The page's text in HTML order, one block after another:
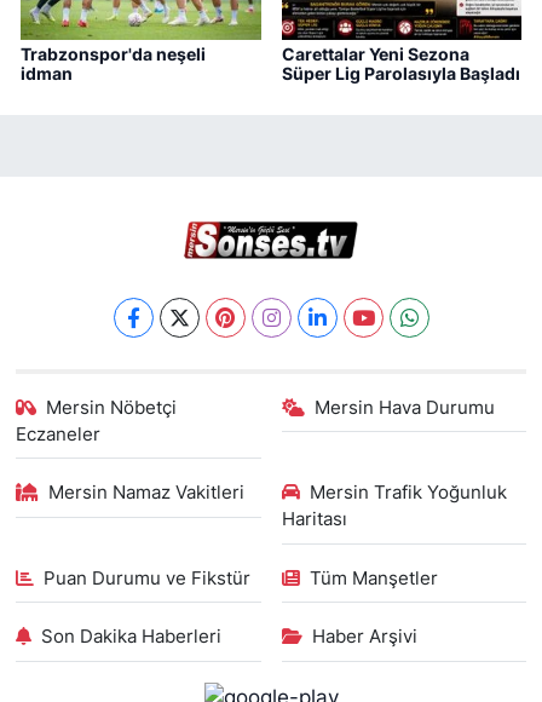
Trabzonspor'da neşeli
idman
Carettalar Yeni Sezona
Süper Lig Parolasıyla Başladı
Mersin Nöbetçi
Eczaneler
Mersin Hava Durumu
Mersin Namaz Vakitleri
Mersin Trafik Yoğunluk
Haritası
Puan Durumu ve Fikstür Tüm Manşetler
Son Dakika Haberleri Haber Arşivi